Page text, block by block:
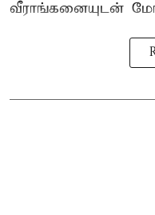
வீராங்கனையுடன்